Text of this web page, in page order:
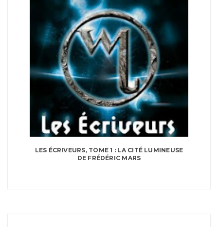
LES ÉCRIVEURS, TOME 1 : LA CITÉ LUMINEUSE
DE FRÉDÉRIC MARS